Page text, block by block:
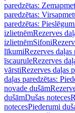
paredzētas:
paredzētas:
paredzētas:
izlietnēmRezerves
izlietnēmSifoni
līkumiRezerves
īscauruleRezerves
vārstiRezerves daļas
daļas paredzētas:
novade dušām
dušāmDušas noteces
notecesPiederumi